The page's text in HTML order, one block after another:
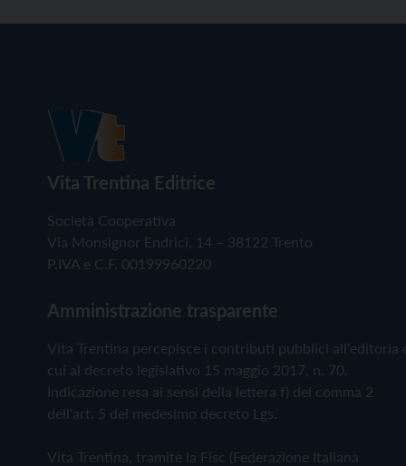
Vita Trentina Editrice
Società Cooperativa
Via Monsignor Endrici, 14 – 38122 Trento
P.IVA e C.F. 00199960220
Amministrazione trasparente
Vita Trentina percepisce i contributi pubblici all'editoria
cui al decreto legislativo 15 maggio 2017, n. 70.
Indicazione resa ai sensi della lettera f) del comma 2
dell'art. 5 del medesimo decreto Lgs.
Vita Trentina, tramite la Fisc (Federazione Italiana